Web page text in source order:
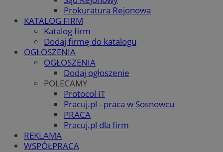
Prokuratura Rejonowa
KATALOG FIRM
Katalog firm
Dodaj firmę do katalogu
OGŁOSZENIA
OGŁOSZENIA
Dodaj ogłoszenie
POLECAMY
Protocol IT
Pracuj.pl - praca w Sosnowcu
PRACA
Pracuj.pl dla firm
REKLAMA
WSPÓŁPRACA